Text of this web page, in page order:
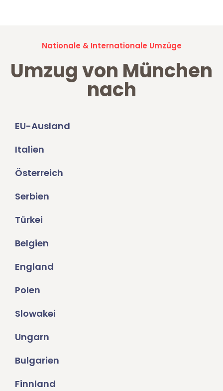
Nationale & Internationale Umzüge
Umzug von München
nach
EU-Ausland
Italien
Österreich
Serbien
Türkei
Belgien
England
Polen
Slowakei
Ungarn
Bulgarien
Finnland